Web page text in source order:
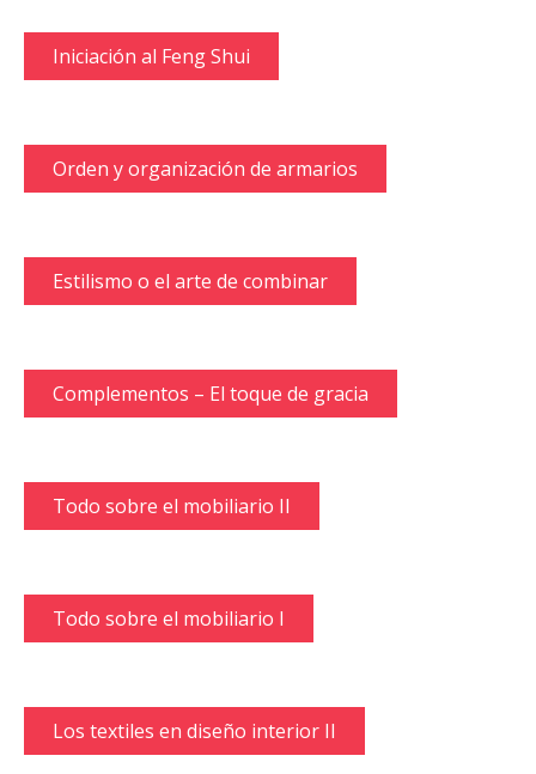
Iniciación al Feng Shui
Orden y organización de armarios
Estilismo o el arte de combinar
Complementos – El toque de gracia
Todo sobre el mobiliario II
Todo sobre el mobiliario I
Los textiles en diseño interior II